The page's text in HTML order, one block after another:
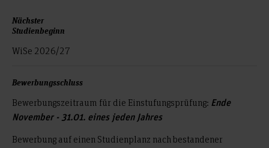
Nächster
Studienbeginn
WiSe 2026/27
Bewerbungsschluss
Bewerbungszeitraum für die Einstufungsprüfung: Ende
November - 31.01. eines jeden Jahres
Bewerbung auf einen Studienplanz nach bestandener